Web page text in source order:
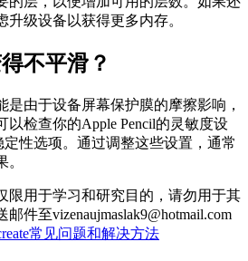
级设备以获得更多内存。
不平滑？
是由于设备屏幕保护膜的摩擦影响，
以检查你的Apple Pencil的灵敏度设
定性选项。通过调整这些设置，通常
限用于学习和研究目的，请勿用于其
件至vizenaujmaslak9@hotmail.com
常见问题和解决方法